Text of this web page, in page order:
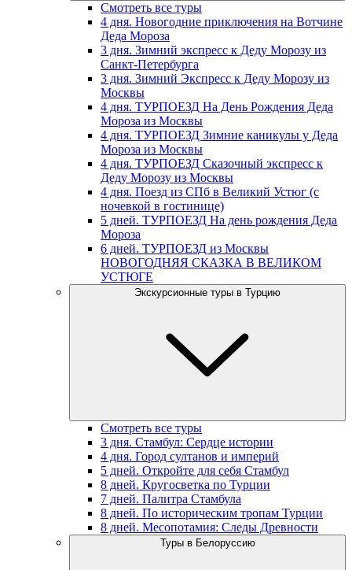
Смотреть все туры
4 дня. Новогодние приключения на Вотчине
Деда Мороза
3 дня. Зимний экспресс к Деду Морозу из
Санкт-Петербурга
3 дня. Зимний Экспресс к Деду Морозу из
Москвы
4 дня. ТУРПОЕЗД На День Рождения Деда
Мороза из Москвы
4 дня. ТУРПОЕЗД Зимние каникулы у Деда
Мороза из Москвы
4 дня. ТУРПОЕЗД Сказочный экспресс к
Деду Морозу из Москвы
4 дня. Поезд из СПб в Великий Устюг (с
ночевкой в гостинице)
5 дней. ТУРПОЕЗД На день рождения Деда
Мороза
6 дней. ТУРПОЕЗД из Москвы
НОВОГОДНЯЯ СКАЗКА В ВЕЛИКОМ
УСТЮГЕ
Экскурсионные туры в Турцию
Смотреть все туры
3 дня. Стамбул: Сердце истории
4 дня. Город султанов и империй
5 дней. Откройте для себя Стамбул
8 дней. Кругосветка по Турции
7 дней. Палитра Стамбула
8 дней. По историческим тропам Турции
8 дней. Месопотамия: Следы Древности
Туры в Белоруссию